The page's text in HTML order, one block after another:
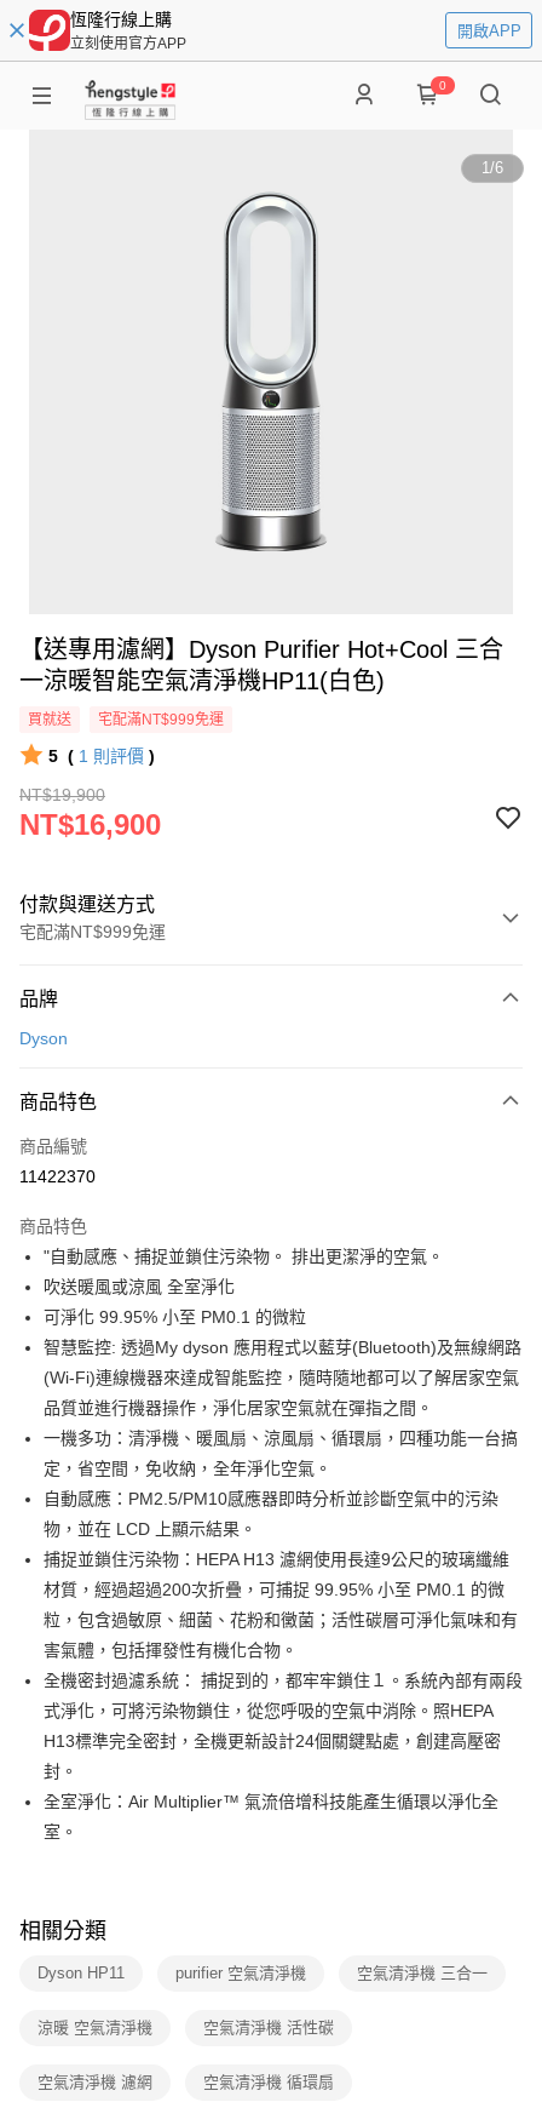
恆隆行線上購
立刻使用官方APP
開啟APP
0
1/6
【送專用濾網】Dyson Purifier Hot+Cool 三合
一涼暖智能空氣清淨機HP11(白色)
買就送 宅配滿NT$999免運
5 ( 1 則評價 )
NT$19,900
NT$16,900
付款與運送方式
宅配滿NT$999免運
信用卡一次付款
3 期 0 利率 每期
合作金庫商業銀行
上海商業儲蓄銀行
臺灣中小企業銀行
匯豐（台灣）商業銀行
華泰商業銀行
聯邦商業銀行
元大商業銀行
永豐商業銀行
玉山商業銀行
星展（台灣）商業銀行
台灣樂天信用卡公司
合作金庫商業銀行
上海商業儲蓄銀行
國泰世華商業銀行
兆豐國際商業銀行
匯豐（台灣）商業銀行
聯邦商業銀行
遠東國際商業銀行
元大商業銀行
永豐商業銀行
玉山商業銀行
星展（台灣）商業銀行
台新國際商業銀行
中國信託商業銀行
即享券
LINE Pay
Apple Pay
街口支付
Google Pay
ATM付款
運送方式
宅配
每筆NT$100，滿NT$999(含以上)免運費
品牌
Dyson
商品特色
商品編號
11422370
商品特色
"自動感應、捕捉並鎖住污染物。 排出更潔淨的空氣。
吹送暖風或涼風 全室淨化
可淨化 99.95% 小至 PM0.1 的微粒
智慧監控: 透過My dyson 應用程式以藍芽(Bluetooth)及無線網路
(Wi-Fi)連線機器來達成智能監控，隨時隨地都可以了解居家空氣
品質並進行機器操作，淨化居家空氣就在彈指之間。
一機多功：清淨機、暖風扇、涼風扇、循環扇，四種功能一台搞
定，省空間，免收納，全年淨化空氣。
自動感應：PM2.5/PM10感應器即時分析並診斷空氣中的污染
物，並在 LCD 上顯示結果。
捕捉並鎖住污染物：HEPA H13 濾網使用長達9公尺的玻璃纖維
材質，經過超過200次折疊，可捕捉 99.95% 小至 PM0.1 的微
粒，包含過敏原、細菌、花粉和黴菌；活性碳層可淨化氣味和有
害氣體，包括揮發性有機化合物。
全機密封過濾系統： 捕捉到的，都牢牢鎖住１。系統內部有兩段
式淨化，可將污染物鎖住，從您呼吸的空氣中消除。照HEPA
H13標準完全密封，全機更新設計24個關鍵點處，創建高壓密
封。
全室淨化：Air Multiplier™ 氣流倍增科技能產生循環以淨化全
室。
相關分類
Dyson HP11 purifier 空氣清淨機 空氣清淨機 三合一
涼暖 空氣清淨機 空氣清淨機 活性碳
空氣清淨機 濾網 空氣清淨機 循環扇